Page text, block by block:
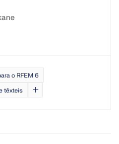
o RFEM 6
têxteis